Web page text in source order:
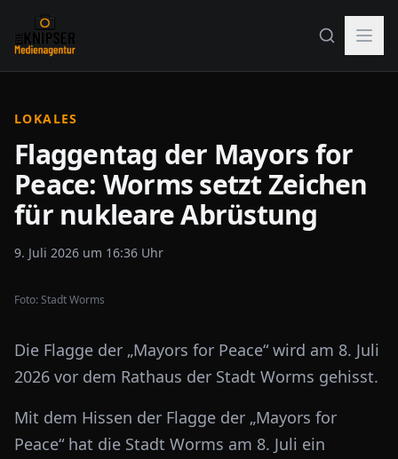
LOKALES
Flaggentag der Mayors for
Peace: Worms setzt Zeichen
für nukleare Abrüstung
9. Juli 2026 um 16:36 Uhr
Foto:Stadt Worms
Die Flagge der „Mayors for Peace“ wird am 8. Juli
2026 vor dem Rathaus der Stadt Worms gehisst.
Mit dem Hissen der Flagge der „Mayors for
Peace“ hat die Stadt Worms am 8. Juli ein